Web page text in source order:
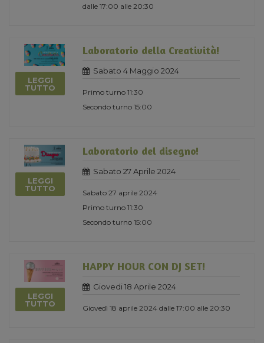
dalle 17:00 alle 20:30
LEGGI
TUTTO
Laboratorio della Creatività!
Sabato 4 Maggio 2024
Primo turno 11:30
Secondo turno 15:00
LEGGI
TUTTO
Laboratorio del disegno!
Sabato 27 Aprile 2024
Sabato 27 aprile 2024
Primo turno 11:30
Secondo turno 15:00
LEGGI
TUTTO
HAPPY HOUR CON DJ SET!
Giovedi 18 Aprile 2024
Giovedì 18 aprile 2024 dalle 17:00 alle 20:30